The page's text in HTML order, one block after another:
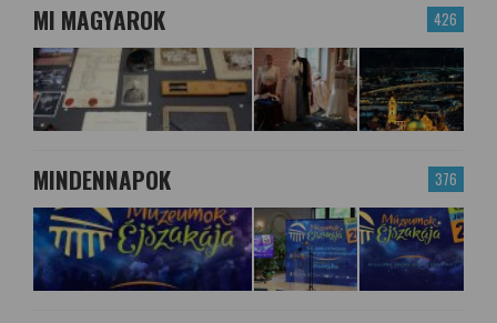
426
MI MAGYAROK
376
MINDENNAPOK